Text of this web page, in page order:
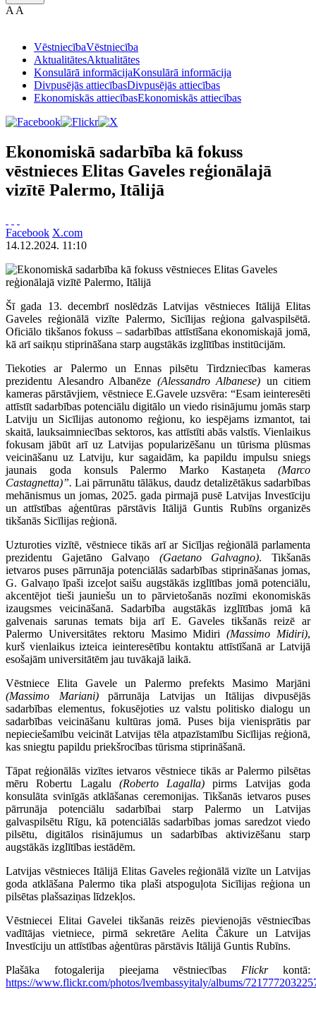
A A
VēstniecībaVēstniecība
AktualitātesAktualitātes
Konsulārā informācijaKonsulārā informācija
Divpusējās attiecībasDivpusējās attiecības
Ekonomiskās attiecībasEkonomiskās attiecības
Ekonomiskā sadarbība kā fokuss
vēstnieces Elitas Gaveles reģionālajā
vizītē Palermo, Itālijā
Facebook X.com
14.12.2024. 11:10
Šī gada 13. decembrī noslēdzās Latvijas vēstnieces Itālijā Elitas
Gaveles reģionālā vizīte Palermo, Sicīlijas reģiona galvaspilsētā.
Oficiālo tikšanos fokuss – sadarbības attīstīšana ekonomiskajā jomā,
kā arī saikņu stiprināšana starp augstākās izglītības institūcijām.
Tiekoties ar Palermo un Ennas pilsētu Tirdzniecības kameras
prezidentu Alesandro Albanēze (Alessandro Albanese) un citiem
kameras pārstāvjiem, vēstniece E.Gavele uzsvēra: “Esam ieinteresēti
attīstīt sadarbības potenciālu digitālo un viedo risinājumu jomās starp
Latviju un Sicīlijas autonomo reģionu, ko iespējams izmantot, tai
skaitā, lauksaimniecības sektoros, kas attīstīti abās valstīs. Vienlaikus
fokusam jābūt arī uz Latvijas popularizēšanu un tūrisma plūsmas
veicināšanu uz Latviju, kur sagaidām, ka papildu impulsu sniegs
jaunais goda konsuls Palermo Marko Kastaņeta (Marco
Castagnetta)”. Lai pārrunātu tālākus, daudz detalizētākus sadarbības
mehānismus un jomas, 2025. gada pirmajā pusē Latvijas Investīciju
un attīstības aģentūras pārstāvis Itālijā Guntis Rubīns organizēs
tikšanās Sicīlijas reģionā.
Uzturoties vizītē, vēstniece tikās arī ar Sicīljas reģionālā parlamenta
prezidentu Gajetāno Galvaņo (Gaetano Galvagno). Tikšanās
ietvaros puses pārrunāja potenciālās sadarbības stiprināšanas jomas,
G. Galvaņo īpaši izceļot saišu augstākās izglītības jomā potenciālu,
akcentējot tieši jauniešu un to pārvietošanās nozīmi ekonomiskās
izaugsmes veicināšanā. Sadarbība augstākās izglītības jomā kā
galvenais sarunas temats bija arī E. Gaveles tikšanās reizē ar
Palermo Universitātes rektoru Masimo Midiri(Massimo Midiri),
kurš vienlaikus izteica ieinteresētību kontaktu attīstīšanā ar Latvijā
esošajām universitātēm jau tuvākajā laikā.
Vēstniece Elita Gavele un Palermo prefekts Masimo Marjāni
(Massimo Mariani)pārrunāja Latvijas un Itālijas divpusējās
sadarbības elementus, fokusējoties uz valstu politisko dialogu un
sadarbības veicināšanu kultūras jomā. Puses bija vienisprātis par
nepieciešamību veicināt Latvijas tēla atpazīstamību Sicīlijas reģionā,
kas sniegtu papildu priekšrocības tūrisma stiprināšanā.
Tāpat reģionālās vizītes ietvaros vēstniece tikās ar Palermo pilsētas
mēru Robertu Lagalu (Roberto Lagalla) pirms Latvijas goda
konsulāta svinīgās atklāšanas ceremonijas. Tikšanās ietvaros puses
pārrunāja potenciālu sadarbībai starp Palermo un Latvijas
galvaspilsētu Rīgu, kā potenciālās sadarbības jomas saredzot viedo
pilsētu, digitālos risinājumus un sadarbības aktivizēšanu starp
augstākās izglītības iestādēm.
Latvijas vēstnieces Itālijā Elitas Gaveles reģionālā vizīte un Latvijas
goda atklāšana Palermo tika plaši atspoguļota Sicīlijas reģiona un
pilsētas plašsaziņas līdzekļos.
Vēstniecei Elitai Gavelei tikšanās reizēs pievienojās vēstniecības
vadītājas vietniece, pirmā sekretāre Aelita Čākure un Latvijas
Investīciju un attīstības aģentūras pārstāvis Itālijā Guntis Rubīns.
Plašāka fotogalerija pieejama vēstniecības Flickrkontā:
https://www.flickr.com/photos/lvembassyitaly/albums/